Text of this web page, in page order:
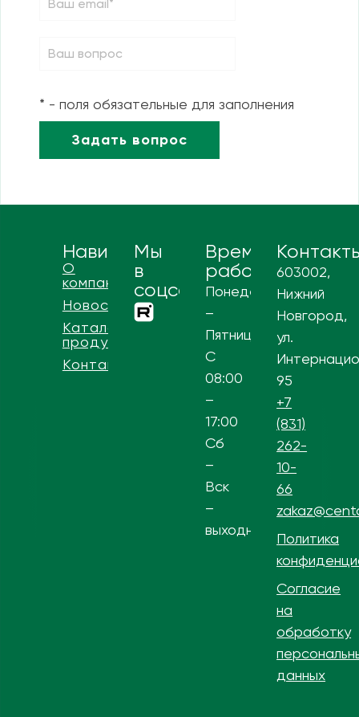
* - поля обязательные для заполнения
Навигация
О
компании
Новости
Каталог
продукции
Контакты
Мы
в
соцсетях
Время
работы
Понедельник
–
Пятница
С
08:00
–
17:00
Сб
–
Вск
–
выходной
603002,
Нижний
Новгород,
ул.
95
+7
(831)
262-
10-
66
Политика
Согласие
на
обработку
данных